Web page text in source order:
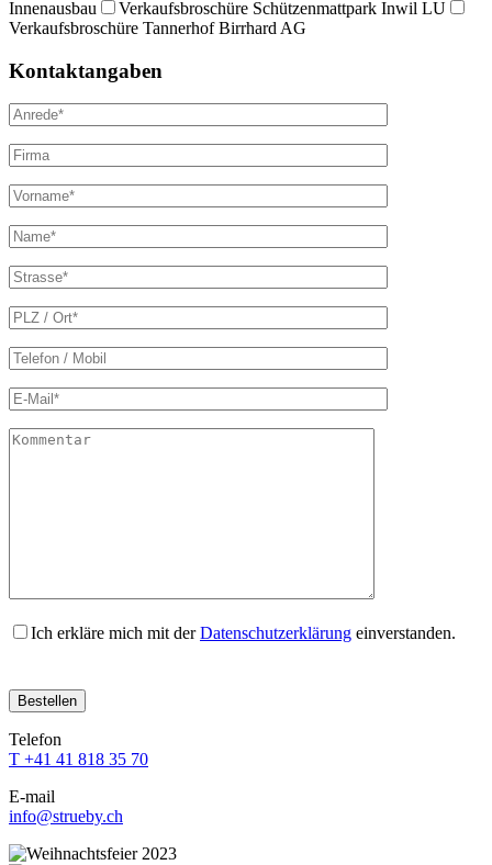
Innenausbau
Verkaufsbroschüre Schützenmattpark Inwil LU
Verkaufsbroschüre Tannerhof Birrhard AG
Kontaktangaben
Ich erkläre mich mit derDatenschutzerklärung einverstanden.
lasse
dieses
Feld
leer.
lasse
dieses
Feld
leer.
lasse
dieses
Feld
leer.
lasse
dieses
Feld
leer.
lasse
Feld
leer.
Telefon
T +41 41 818 35 70
E-mail
info@strueby.ch